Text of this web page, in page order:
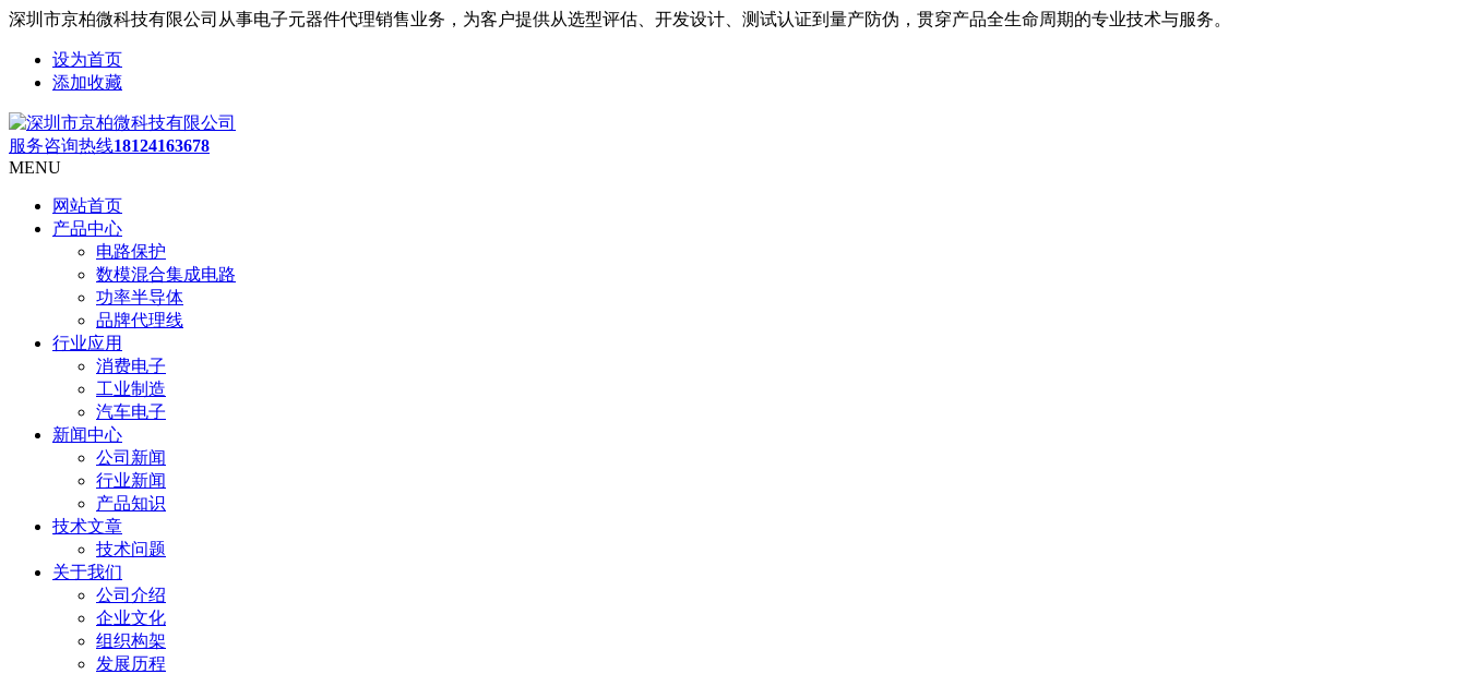
深圳市京柏微科技有限公司从事电子元器件代理销售业务，为客户提供从选型评估、开发设计、测试认证到量产防伪，贯穿产品全生命周期的专业技术与服务。
设为首页
添加收藏
服务咨询热线18124163678
MENU
网站首页
产品中心
电路保护
数模混合集成电路
功率半导体
品牌代理线
行业应用
消费电子
工业制造
汽车电子
新闻中心
公司新闻
行业新闻
产品知识
技术文章
技术问题
关于我们
公司介绍
企业文化
组织构架
发展历程